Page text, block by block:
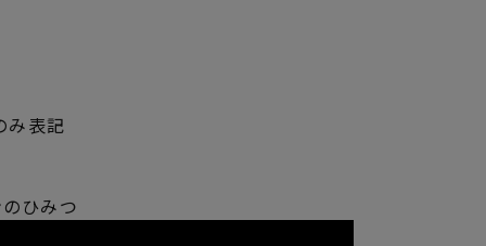
表記
ひみつ